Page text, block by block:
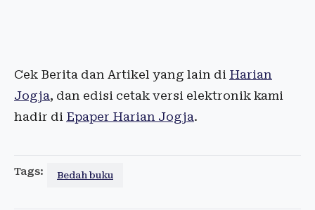
Cek Berita dan Artikel yang lain di Harian
Jogja, dan edisi cetak versi elektronik kami
hadir di Epaper Harian Jogja.
Tags: Bedah buku